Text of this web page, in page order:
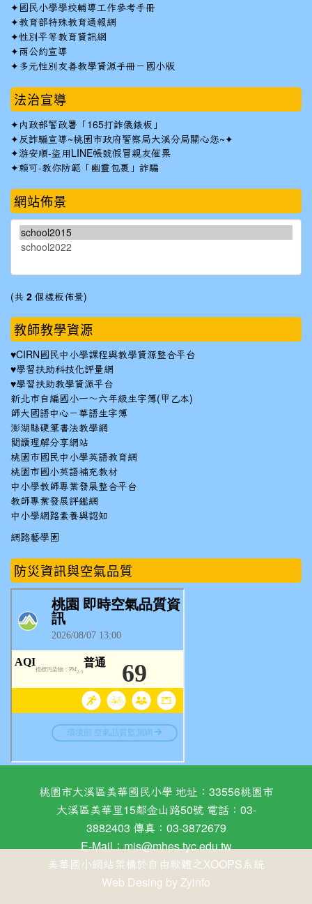
✦ 國民小學學校輔導工作參考手冊
✦教育部特殊教育通報網
✦性別平等教育資訊網
✦兩公約宣導
✦ 多元性別友善教學資源手冊－國小版
法治宣導
✦ 內政部警政署「165打詐儀錶板」
✦反詐騙宣導~桃園市政府警察局大溪分局關心您~✦
✦游安順-盜用LINE帳號假冒親友催票
✦賴可-教你防範「幽靈包裹」詐騙
網站佈景
(共 2 個樣板佈景)
教師教學資源
♥CIRN國民中小學課程與教學資源整合平台
♥學習扶助科技化評量網
♥學習扶助教學資源平台
新北市自編國小一～六年級生字簿(甲乙本)
師大國語中心－華語生字簿
澎湖縣硬筆書法教學網
閱讀理解分享網站
桃園市國民中小學英語教育網
桃園市國小英語補充教材
中小學教師專業發展整合平台
教師專業發展評鑑網
中小學網路素養與認知
網路藝學園
防災資訊與空氣品質
桃園市大溪區美華國民小學 地址：33556桃園市
大溪區美華里15鄰金山路50號 電話：03-
3882403 傳真：03-3872679
E-Mail：mis@mhes.tyc.edu.tw
美華國小網站架構於自由軟體之XOOPS系統
Web Desing by Zyinfo